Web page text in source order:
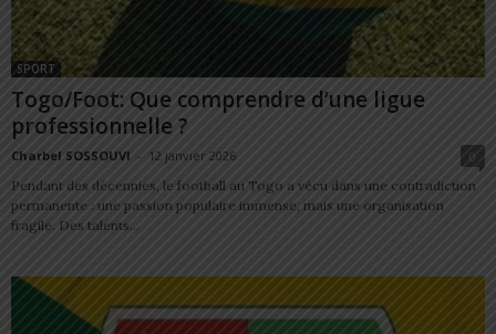
SPORT
Togo/Foot: Que comprendre d’une ligue
professionnelle ?
Charbel SOSSOUVI - 12 janvier 2026
0
Pendant des décennies, le football au Togo a vécu dans une contradiction
permanente : une passion populaire immense, mais une organisation
fragile. Des talents...